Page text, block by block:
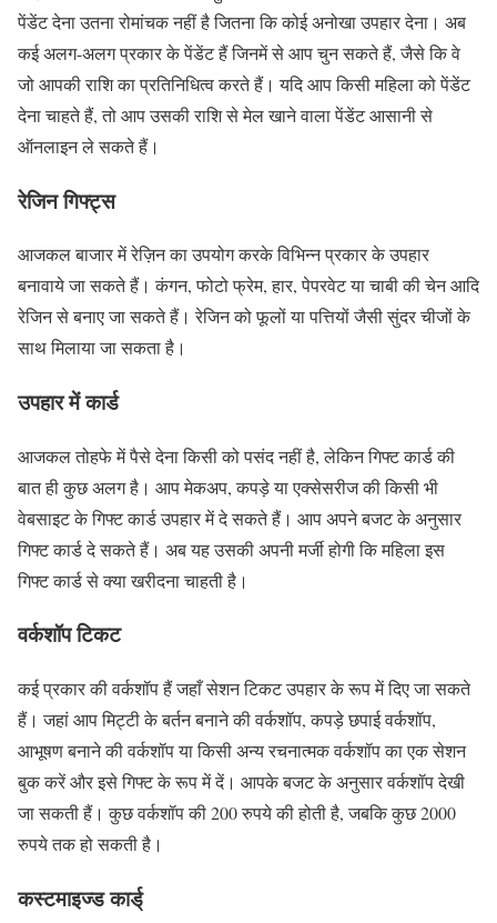
पेंडेंट देना उतना रोमांचक नहीं है जितना कि कोई अनोखा उपहार देना। अब
कई अलग-अलग प्रकार के पेंडेंट हैं जिनमें से आप चुन सकते हैं, जैसे कि वे
जो आपकी राशि का प्रतिनिधित्व करते हैं। यदि आप किसी महिला को पेंडेंट
देना चाहते हैं, तो आप उसकी राशि से मेल खाने वाला पेंडेंट आसानी से
ऑनलाइन ले सकते हैं।
रेजिन गिफ्ट्स
आजकल बाजार में रेज़िन का उपयोग करके विभिन्न प्रकार के उपहार
बनावाये जा सकते हैं। कंगन, फोटो फ्रेम, हार, पेपरवेट या चाबी की चेन आदि
रेजिन से बनाए जा सकते हैं। रेजिन को फूलों या पत्तियों जैसी सुंदर चीजों के
साथ मिलाया जा सकता है।
उपहार में कार्ड
आजकल तोहफे में पैसे देना किसी को पसंद नहीं है, लेकिन गिफ्ट कार्ड की
बात ही कुछ अलग है। आप मेकअप, कपड़े या एक्सेसरीज की किसी भी
वेबसाइट के गिफ्ट कार्ड उपहार में दे सकते हैं। आप अपने बजट के अनुसार
गिफ्ट कार्ड दे सकते हैं। अब यह उसकी अपनी मर्जी होगी कि महिला इस
गिफ्ट कार्ड से क्या खरीदना चाहती है।
वर्कशॉप टिकट
कई प्रकार की वर्कशॉप हैं जहाँ सेशन टिकट उपहार के रूप में दिए जा सकते
हैं। जहां आप मिट्टी के बर्तन बनाने की वर्कशॉप, कपड़े छपाई वर्कशॉप,
आभूषण बनाने की वर्कशॉप या किसी अन्य रचनात्मक वर्कशॉप का एक सेशन
बुक करें और इसे गिफ्ट के रूप में दें। आपके बजट के अनुसार वर्कशॉप देखी
जा सकती हैं। कुछ वर्कशॉप की 200 रुपये की होती है, जबकि कुछ 2000
रुपये तक हो सकती है।
कस्टमाइज्ड कार्ड्